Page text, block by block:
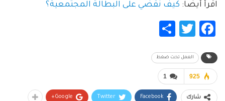
اقرأ أيضا: كيف نقضي على البطالة المجتمعية؟
Facebook
Twitter
العمل تحت ضغط
1 925
شارك Facebook
Twitter
Google+